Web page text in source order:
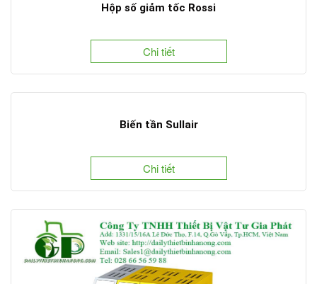
Hộp số giảm tốc Rossi
Chi tiết
Biến tần Sullair
Chi tiết